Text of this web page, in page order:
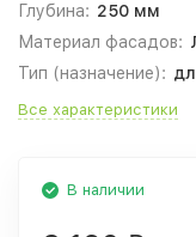
Глубина: 250 мм
Материал фасадов:
Тип (назначение):
Все характеристики
В наличии